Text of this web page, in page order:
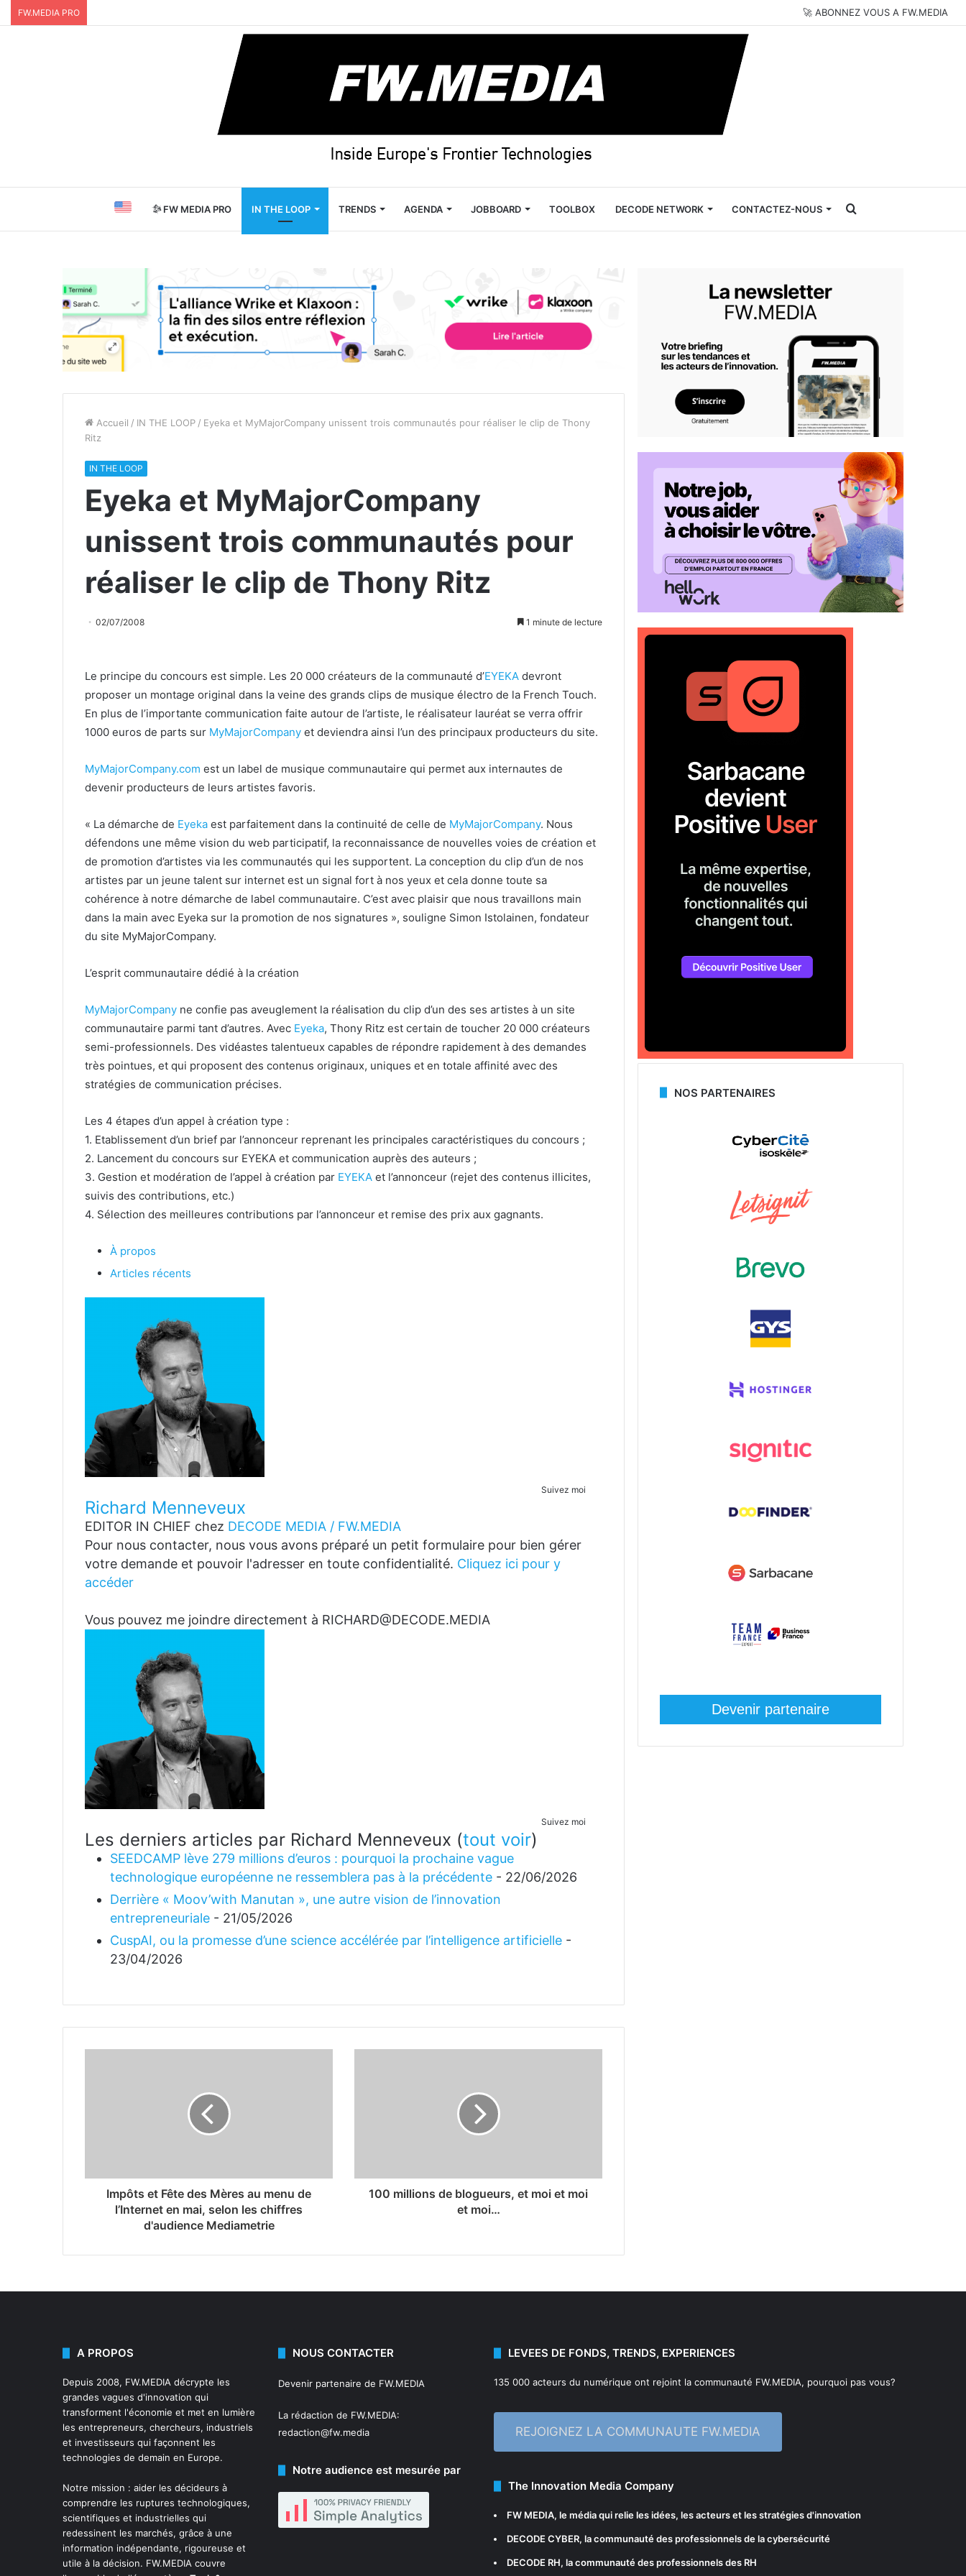
FW.MEDIA PRO 🚀 ABONNEZ VOUS A FW.MEDIA
FW MEDIA PRO IN THE LOOP TRENDS AGENDA JOBBOARD TOOLBOX DECODE NETWORK CONTACTEZ-NOUS Rechercher
Accueil / IN THE LOOP / Eyeka et MyMajorCompany unissent trois communautés pour réaliser le clip de Thony
Ritz
IN THE LOOP
Eyeka et MyMajorCompany
unissent trois communautés pour
réaliser le clip de Thony Ritz
02/07/2008 1 minute de lecture
Le principe du concours est simple. Les 20 000 créateurs de la communauté d’EYEKA devront
proposer un montage original dans la veine des grands clips de musique électro de la French Touch.
En plus de l’importante communication faite autour de l’artiste, le réalisateur lauréat se verra offrir
1000 euros de parts sur MyMajorCompany et deviendra ainsi l’un des principaux producteurs du site.
MyMajorCompany.com est un label de musique communautaire qui permet aux internautes de
devenir producteurs de leurs artistes favoris.
« La démarche de Eyeka est parfaitement dans la continuité de celle de MyMajorCompany. Nous
défendons une même vision du web participatif, la reconnaissance de nouvelles voies de création et
de promotion d’artistes via les communautés qui les supportent. La conception du clip d’un de nos
artistes par un jeune talent sur internet est un signal fort à nos yeux et cela donne toute sa
cohérence à notre démarche de label communautaire. C’est avec plaisir que nous travaillons main
dans la main avec Eyeka sur la promotion de nos signatures », souligne Simon Istolainen, fondateur
du site MyMajorCompany.
L’esprit communautaire dédié à la création
MyMajorCompany ne confie pas aveuglement la réalisation du clip d’un des ses artistes à un site
communautaire parmi tant d’autres. Avec Eyeka, Thony Ritz est certain de toucher 20 000 créateurs
semi-professionnels. Des vidéastes talentueux capables de répondre rapidement à des demandes
très pointues, et qui proposent des contenus originaux, uniques et en totale affinité avec des
stratégies de communication précises.
Les 4 étapes d’un appel à création type :
1. Etablissement d’un brief par l’annonceur reprenant les principales caractéristiques du concours ;
2. Lancement du concours sur EYEKA et communication auprès des auteurs ;
3. Gestion et modération de l’appel à création par EYEKA et l’annonceur (rejet des contenus illicites,
suivis des contributions, etc.)
4. Sélection des meilleures contributions par l’annonceur et remise des prix aux gagnants.
À propos
Articles récents
Suivez moi
Richard Menneveux
EDITOR IN CHIEF chez DECODE MEDIA / FW.MEDIA
Pour nous contacter, nous vous avons préparé un petit formulaire pour bien gérer
votre demande et pouvoir l'adresser en toute confidentialité. Cliquez ici pour y
accéder
Vous pouvez me joindre directement à RICHARD@DECODE.MEDIA
Suivez moi
Les derniers articles par Richard Menneveux (tout voir)
SEEDCAMP lève 279 millions d’euros : pourquoi la prochaine vague
technologique européenne ne ressemblera pas à la précédente - 22/06/2026
Derrière « Moov’with Manutan », une autre vision de l’innovation
entrepreneuriale - 21/05/2026
CuspAI, ou la promesse d’une science accélérée par l’intelligence artificielle -
23/04/2026
Impôts et Fête des Mères au menu de
l’Internet en mai, selon les chiffres
d'audience Mediametrie
100 millions de blogueurs, et moi et moi
et moi…
NOS PARTENAIRES
Devenir partenaire
A PROPOS
Depuis 2008, FW.MEDIA décrypte les
grandes vagues d'innovation qui
transforment l'économie et met en lumière
les entrepreneurs, chercheurs, industriels
et investisseurs qui façonnent les
technologies de demain en Europe.
Notre mission : aider les décideurs à
comprendre les ruptures technologiques,
scientifiques et industrielles qui
redessinent les marchés, grâce à une
information indépendante, rigoureuse et
utile à la décision. FW.MEDIA couvre
NOUS CONTACTER
Devenir partenaire de FW.MEDIA
La rédaction de FW.MEDIA:
redaction@fw.media
Notre audience est mesurée par
LEVEES DE FONDS, TRENDS, EXPERIENCES
135 000 acteurs du numérique ont rejoint la communauté FW.MEDIA, pourquoi pas vous?
REJOIGNEZ LA COMMUNAUTE FW.MEDIA
The Innovation Media Company
FW MEDIA, le média qui relie les idées, les acteurs et les stratégies d'innovation
DECODE CYBER, la communauté des professionnels de la cybersécurité
DECODE RH, la communauté des professionnels des RH